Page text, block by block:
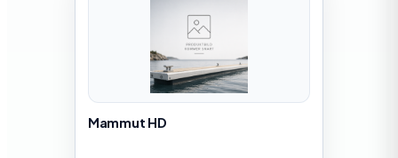
Mammut HD